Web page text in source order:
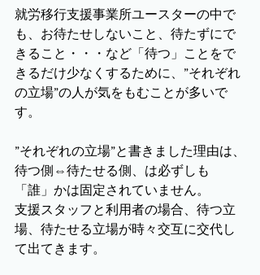
就労移行支援事業所ユースターの中で
も、お待たせしないこと、待たずにで
きること・・・など「待つ」ことをで
きるだけ少なくするために、”それぞれ
の立場”の人が気をもむことが多いで
す。
”それぞれの立場”と書きました理由は、
待つ側⇔待たせる側、は必ずしも
「誰」かは固定されていません。
支援スタッフと利用者の場合、待つ立
場、待たせる立場が時々交互に交代し
て出てきます。